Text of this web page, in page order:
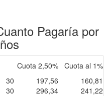
Pagaría por
Cuota 2,50% Cuota al 1%
30 197,56
160,81
30 296,34
241,22